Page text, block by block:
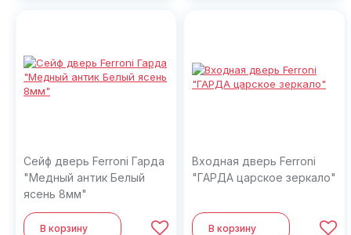
Сейф дверь Ferroni Гарда
"Медный антик Белый
ясень 8мм"
В корзину
Входная дверь Ferroni
"ГАРДА царское зеркало"
В корзину